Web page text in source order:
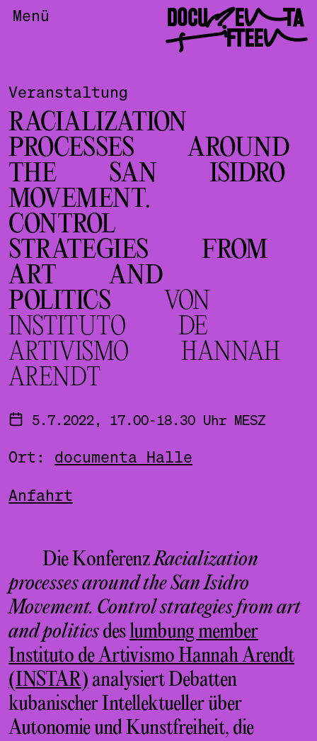
Menü DOCUMENTA
FIFTEEN
Veranstaltung
RACIALIZATION
PROCESSES AROUND
THE SAN ISIDRO
MOVEMENT.
CONTROL
STRATEGIES FROM
ART AND
POLITICS VON
INSTITUTO DE
ARTIVISMO HANNAH
ARENDT
5.7.2022, 17.00-18.30 Uhr MESZ
Ort: documenta Halle
Anfahrt
Die KonferenzRacialization
processes around the San Isidro
Movement. Control strategies from art
and politicsdeslumbung member
Instituto de Artivismo Hannah Arendt
(INSTAR)analysiert Debatten
kubanischer Intellektueller über
Autonomie und Kunstfreiheit, die